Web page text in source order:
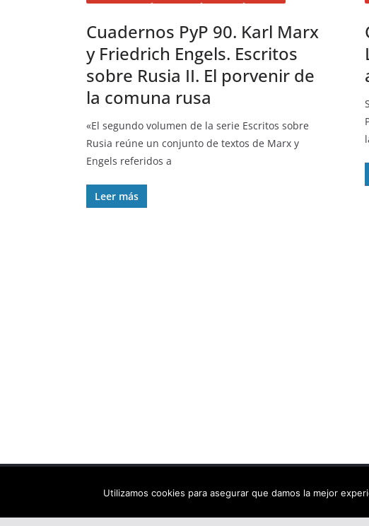
Cuadernos PyP 90. Karl Marx
y Friedrich Engels. Escritos
sobre Rusia II. El porvenir de
la comuna rusa
«El segundo volumen de la serie Escritos sobre
Rusia reúne un conjunto de textos de Marx y
Engels referidos a
Leer más
Copyright © 2026 Els arbres de Fahrenheit: biblioteca virtual
Utilizamos cookies para asegurar que damos la mejor